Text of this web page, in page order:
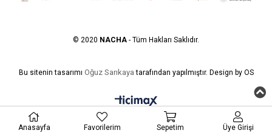
© 2020 NACHA - Tüm Hakları Saklıdır.
Bu sitenin tasarımı Oğuz Sarıkaya tarafından yapılmıştır. Design by OS
Anasayfa Favorilerim Sepetim Üye Girişi